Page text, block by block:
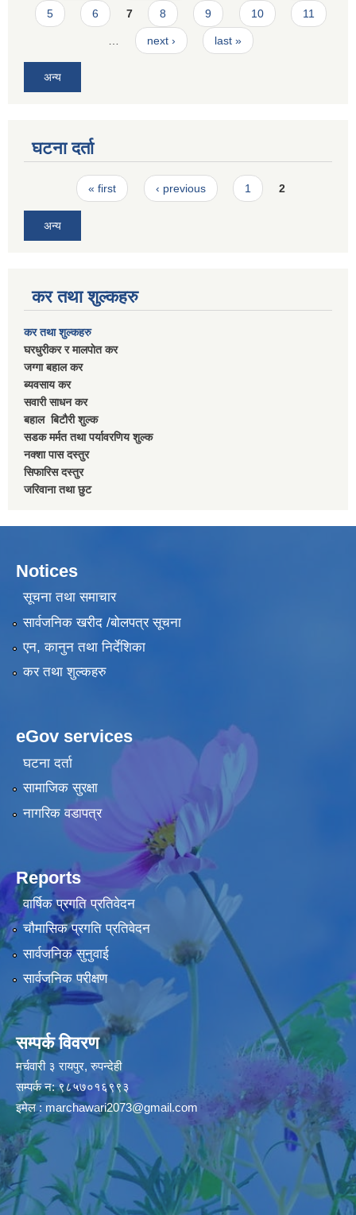
5 6 7 8 9 10 11
next › last »
अन्य
घटना दर्ता
Pages« first ‹ previous 1 2
अन्य
कर तथा शुल्कहरु
कर तथा शुल्कहरु
घरधुरीकर र मालपाेत कर
जग्गा बहाल कर
ब्यवसाय कर
सवारी साधन कर
बहाल बिटाैरी शुल्क
सडक मर्मत तथा पर्यावरणिय शुल्क
नक्शा पास दस्तुर
सिफारिस दस्तुर
जरिवाना तथा छुट
Notices
सूचना तथा समाचार
सार्वजनिक खरीद /बोलपत्र सूचना
एन, कानुन तथा निर्देशिका
कर तथा शुल्कहरु
eGov services
घटना दर्ता
सामाजिक सुरक्षा
नागरिक वडापत्र
Reports
वार्षिक प्रगति प्रतिवेदन
चौमासिक प्रगति प्रतिवेदन
सार्वजनिक सुनुवाई
सार्वजनिक परीक्षण
सम्पर्क विवरण
मर्चवारी ३ रायपुर, रुपन्देही
सम्पर्क न: ९८५७०१६९९३
इमेल : marchawari2073@gmail.com